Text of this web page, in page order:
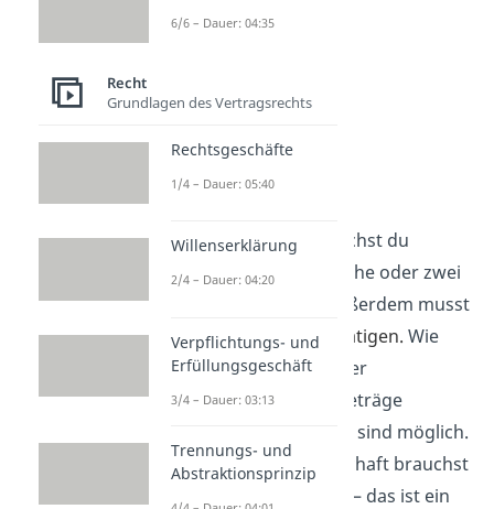
Gründung
Bei der Gründung einer
Kapitalgesellschaft brauchst du
mindestens zwei natürliche oder zwei
juristische Personen. Außerdem musst
du eineKapitaleinlage tätigen. Wie
groß die ist, hängt von der
Gesellschaftsform
ab. Beträge
zwischen 1€ und 50.000€ sind möglich.
Bei der Personengesellschaft brauchst
du keine Kapitaleinlage — das ist ein
6/6 – Dauer: 04:35
Recht
Grundlagen des Vertragsrechts
Rechtsgeschäfte
1/4 – Dauer: 05:40
Willenserklärung
2/4 – Dauer: 04:20
Verpflichtungs- und
Erfüllungsgeschäft
3/4 – Dauer: 03:13
Trennungs- und
Abstraktionsprinzip